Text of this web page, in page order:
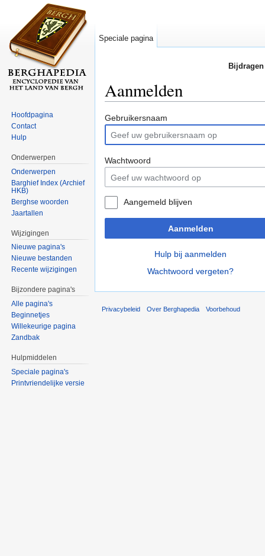
Aanmelden
Gebruikersnaam
Wachtwoord
Aangemeld blijven
Aanmelden
Hulp bij aanmelden
Wachtwoord vergeten?
Speciale pagina
Hoofdpagina
Contact
Hulp
Onderwerpen
Onderwerpen
Barghief Index (Archief
HKB)
Berghse woorden
Jaartallen
Wijzigingen
Nieuwe pagina's
Nieuwe bestanden
Recente wijzigingen
Bijzondere pagina's
Alle pagina's
Beginnetjes
Willekeurige pagina
Zandbak
Hulpmiddelen
Speciale pagina's
Printvriendelijke versie
Privacybeleid Over Berghapedia Voorbehoud